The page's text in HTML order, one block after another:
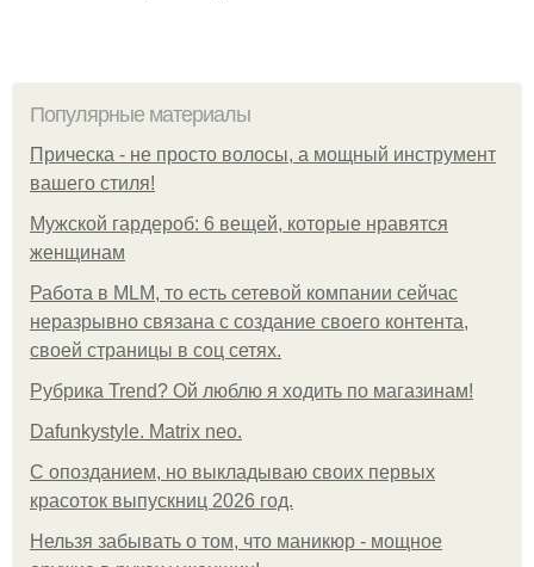
Популярные материалы
Прическа - не просто волосы, а мощный инструмент
вашего стиля!
Мужской гардероб: 6 вещей, которые нравятся
женщинам
Работа в MLM, то есть сетевой компании сейчас
неразрывно связана с создание своего контента,
своей страницы в соц сетях.
Рубрика Trend? Ой люблю я ходить по магазинам!
Dafunkystyle. Matrix neo.
С опозданием, но выкладываю своих первых
красоток выпускниц 2026 год.
Нельзя забывать о том, что маникюр - мощное